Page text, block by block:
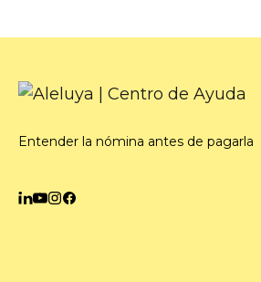
Entender la nómina antes de pagarla